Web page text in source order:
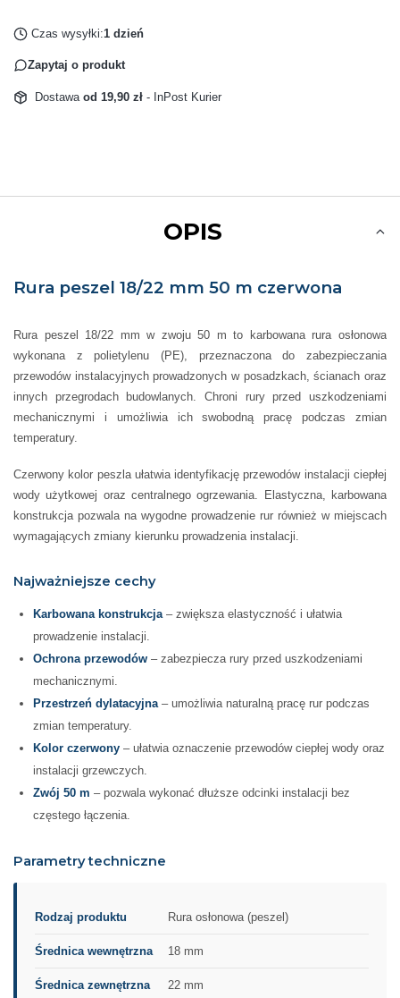
Czas wysyłki:1 dzień
Zapytaj o produkt
Dostawa od 19,90 zł - InPost Kurier
OPIS
Rura peszel 18/22 mm 50 m czerwona
Rura peszel 18/22 mm w zwoju 50 m to karbowana rura osłonowa
wykonana z polietylenu (PE), przeznaczona do zabezpieczania
przewodów instalacyjnych prowadzonych w posadzkach, ścianach oraz
innych przegrodach budowlanych. Chroni rury przed uszkodzeniami
mechanicznymi i umożliwia ich swobodną pracę podczas zmian
temperatury.
Czerwony kolor peszla ułatwia identyfikację przewodów instalacji ciepłej
wody użytkowej oraz centralnego ogrzewania. Elastyczna, karbowana
konstrukcja pozwala na wygodne prowadzenie rur również w miejscach
wymagających zmiany kierunku prowadzenia instalacji.
Najważniejsze cechy
Karbowana konstrukcja– zwiększa elastyczność i ułatwia
prowadzenie instalacji.
Ochrona przewodów – zabezpiecza rury przed uszkodzeniami
mechanicznymi.
Przestrzeń dylatacyjna– umożliwia naturalną pracę rur podczas
zmian temperatury.
Kolor czerwony – ułatwia oznaczenie przewodów ciepłej wody oraz
instalacji grzewczych.
Zwój 50 m – pozwala wykonać dłuższe odcinki instalacji bez
częstego łączenia.
Parametry techniczne
Rodzaj produktu Rura osłonowa (peszel)
Średnica wewnętrzna 18 mm
Średnica zewnętrzna 22 mm